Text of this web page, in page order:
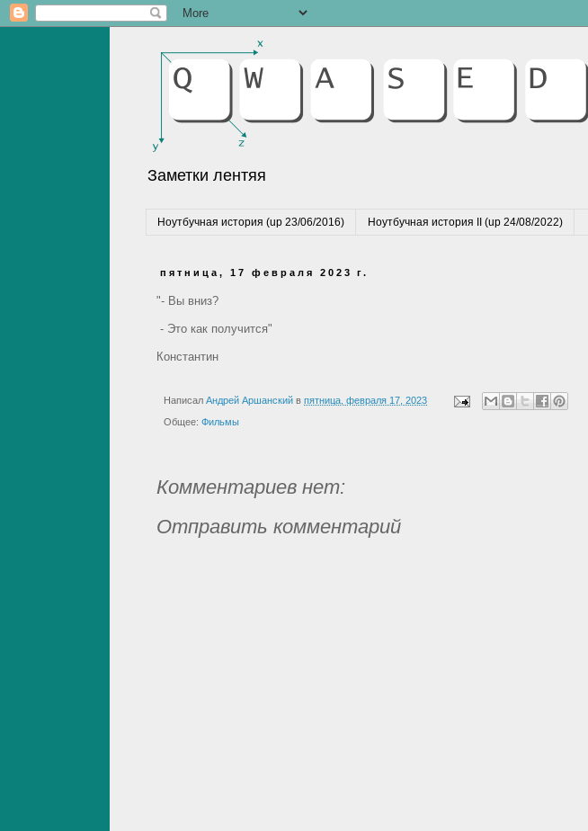
Заметки лентяя
Ноутбучная история (up 23/06/2016) Ноутбучная история II (up 24/08/2022)
пятница, 17 февраля 2023 г.
"- Вы вниз?
- Это как получится"
Константин
Написал Андрей Аршанский в пятница, февраля 17, 2023
Общее: Фильмы
Комментариев нет:
Отправить комментарий